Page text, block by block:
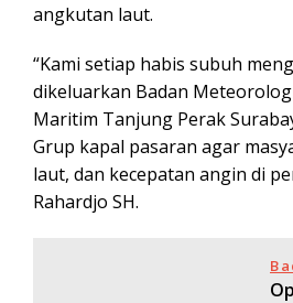
angkutan laut.
“Kami setiap habis subuh
dikeluarkan Badan
Maritim Tanjung Perak
Grup kapal pasaran agar
laut, dan kecepatan angin di
Rahardjo SH.